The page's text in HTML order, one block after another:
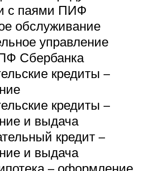
с паями ПИФ
обслуживание
управление
Сбербанка
кредиты –
кредиты –
и выдача
кредит –
и выдача